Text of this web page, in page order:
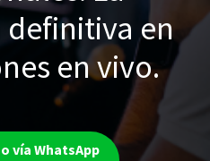
en
en vivo.​
vía WhatsApp